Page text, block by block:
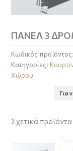
ΠΑΝΕΛ 3
Κωδικός προϊόντος:
Κατηγορίες:
Χώρου
Για
Σχετικά προϊόντα